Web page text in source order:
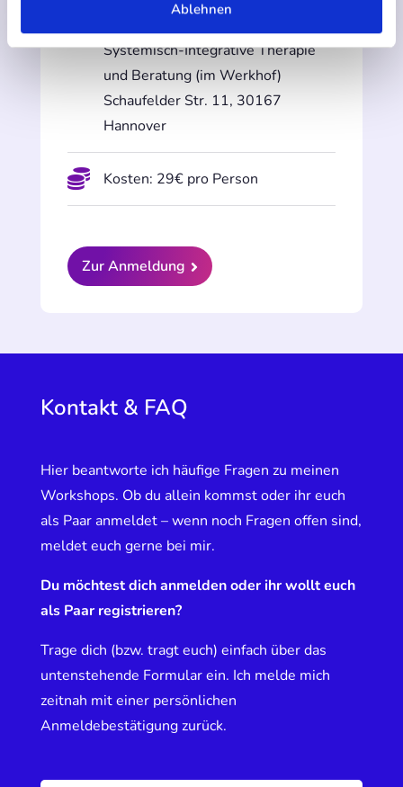
Ablehnen
Systemisch-Integrative Therapie
und Beratung (im Werkhof)
Schaufelder Str. 11, 30167
Hannover
 Kosten: 29€ pro Person
Zur Anmeldung 
Kontakt & FAQ
Hier beantworte ich häufige Fragen zu meinen
Workshops. Ob du allein kommst oder ihr euch
als Paar anmeldet – wenn noch Fragen offen sind,
meldet euch gerne bei mir.
Du möchtest dich anmelden oder ihr wollt euch
als Paar registrieren?
Trage dich (bzw. tragt euch) einfach über das
untenstehende Formular ein. Ich melde mich
zeitnah mit einer persönlichen
Anmeldebestätigung zurück.